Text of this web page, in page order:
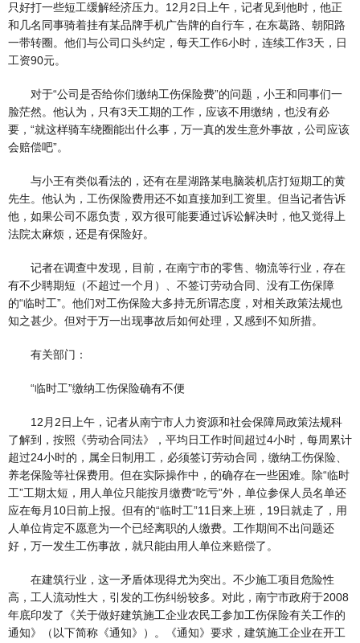
只好打一些短工缓解经济压力。12月2日上午，记者见到他时，他正
和几名同事骑着挂有某品牌手机广告牌的自行车，在东葛路、朝阳路
一带转圈。他们与公司口头约定，每天工作6小时，连续工作3天，日
工资90元。
对于“公司是否给你们缴纳工伤保险费”的问题，小王和同事们一
脸茫然。他认为，只有3天工期的工作，应该不用缴纳，也没有必
要，“就这样骑车绕圈能出什么事，万一真的发生意外事故，公司应该
会赔偿吧”。
与小王有类似看法的，还有在星湖路某电脑装机店打短期工的黄
先生。他认为，工伤保险费用还不如直接加到工资里。但当记者告诉
他，如果公司不愿负责，双方很可能要通过诉讼解决时，他又觉得上
法院太麻烦，还是有保险好。
记者在调查中发现，目前，在南宁市的零售、物流等行业，存在
有不少聘期短（不超过一个月）、不签订劳动合同、没有工伤保障
的“临时工”。他们对工伤保险大多持无所谓态度，对相关政策法规也
知之甚少。但对于万一出现事故后如何处理，又感到不知所措。
有关部门：
“临时工”缴纳工伤保险确有不便
12月2日上午，记者从南宁市人力资源和社会保障局政策法规科
了解到，按照《劳动合同法》，平均日工作时间超过4小时，每周累计
超过24小时的，属全日制用工，必须签订劳动合同，缴纳工伤保险、
养老保险等社保费用。但在实际操作中，的确存在一些困难。除“临时
工”工期太短，用人单位只能按月缴费“吃亏”外，单位参保人员名单还
应在每月10日前上报。但有的“临时工”11日来上班，19日就走了，用
人单位肯定不愿意为一个已经离职的人缴费。工作期间不出问题还
好，万一发生工伤事故，就只能由用人单位来赔偿了。
在建筑行业，这一矛盾体现得尤为突出。不少施工项目危险性
高，工人流动性大，引发的工伤纠纷较多。对此，南宁市政府于2008
年底印发了《关于做好建筑施工企业农民工参加工伤保险有关工作的
通知》（以下简称《通知》）。《通知》要求，建筑施工企业在开工